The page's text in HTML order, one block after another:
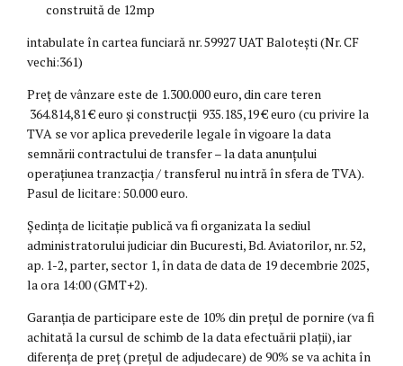
construită de 12mp
intabulate în cartea funciară nr. 59927 UAT Balotești (Nr. CF
vechi:361)
Preț de vânzare este de 1.300.000 euro, din care teren
364.814,81 € euro și construcții 935.185,19 € euro (cu privire la
TVA se vor aplica prevederile legale în vigoare la data
semnării contractului de transfer – la data anunțului
operațiunea tranzacția / transferul nu intră în sfera de TVA).
Pasul de licitare: 50.000 euro.
Ședința de licitație publică va fi organizata la sediul
administratorului judiciar din Bucuresti, Bd. Aviatorilor, nr. 52,
ap. 1-2, parter, sector 1, în data de data de 19 decembrie 2025,
la ora 14:00 (GMT+2).
Garanția de participare este de 10% din prețul de pornire (va fi
achitată la cursul de schimb de la data efectuării plații), iar
diferența de preț (prețul de adjudecare) de 90% se va achita în